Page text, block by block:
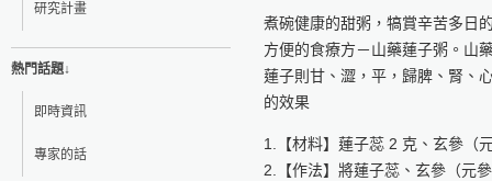
研究計畫
熱門話題↓
即時資訊
專家的話
煮碗健康的甜粥，犒賞辛苦多日
方便的食療方－山藥蓮子粥。山
蓮子則甘、澀，平，歸脾、腎、
的效果
1.【材料】蓮子蕊 2 克、玄參（
2.【作法】將蓮子蕊、玄參（元